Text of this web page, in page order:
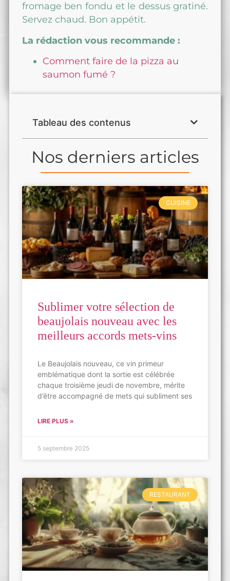
fromage ben fondu et le dessus gratiné.
Servez chaud. Bon appétit.
La rédaction vous recommande :
Comment faire de la pizza au
saumon fumé ?
Tableau des contenus
Nos derniers articles
CUISINE
Sublimer votre sélection de
beaujolais nouveau avec les
meilleurs accords mets-vins
Le Beaujolais nouveau, ce vin primeur
emblématique dont la sortie est célébrée
chaque troisième jeudi de novembre, mérite
d’être accompagné de mets qui subliment ses
LIRE PLUS »
5 septembre 2025
RESTAURANT